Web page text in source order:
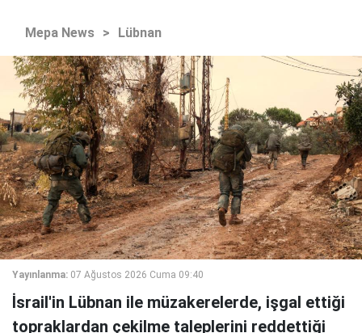
Mepa News > Lübnan
Yayınlanma: 07 Ağustos 2026 Cuma 09:40
İsrail'in Lübnan ile müzakerelerde, işgal ettiği
topraklardan çekilme taleplerini reddettiği